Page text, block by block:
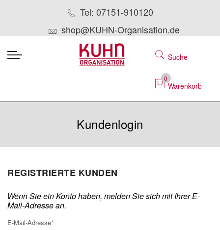
Tel: 07151-910120
shop@KUHN-Organisation.de
Suche
0
Warenkorb
Kundenlogin
REGISTRIERTE KUNDEN
Wenn Sie ein Konto haben, melden Sie sich mit Ihrer E-
Mail-Adresse an.
E-Mail-Adresse*